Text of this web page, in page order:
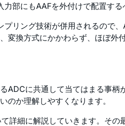
部にもAAFを外付けで配置する
リング技術が併用されるので
変換方式にかかわらず、ほぼ
ADCに共通して当てはまる事
のか理解しやすくなります。
詳細に解説していきます。そ